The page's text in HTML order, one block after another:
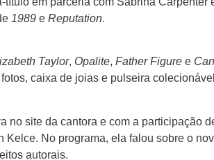
1989 e Reputation.
Taylor, Opalite, Father Figure e
caixa de joias e pulseira
no site da cantora e com a participação
Kelce. No programa, ela falou sobre o
autorais.